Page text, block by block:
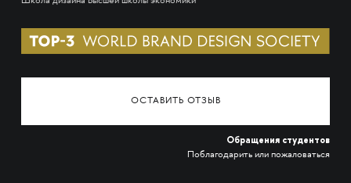
ОСТАВИТЬ ОТЗЫВ
Обращения студентов
Поблагодарить или пожаловаться